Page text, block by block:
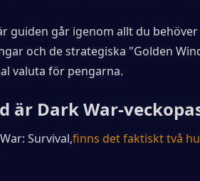
guiden går igenom allt du
och de strategiska "Golden
valuta för pengarna.
är Dark War-
Survival,finns det faktiskt två